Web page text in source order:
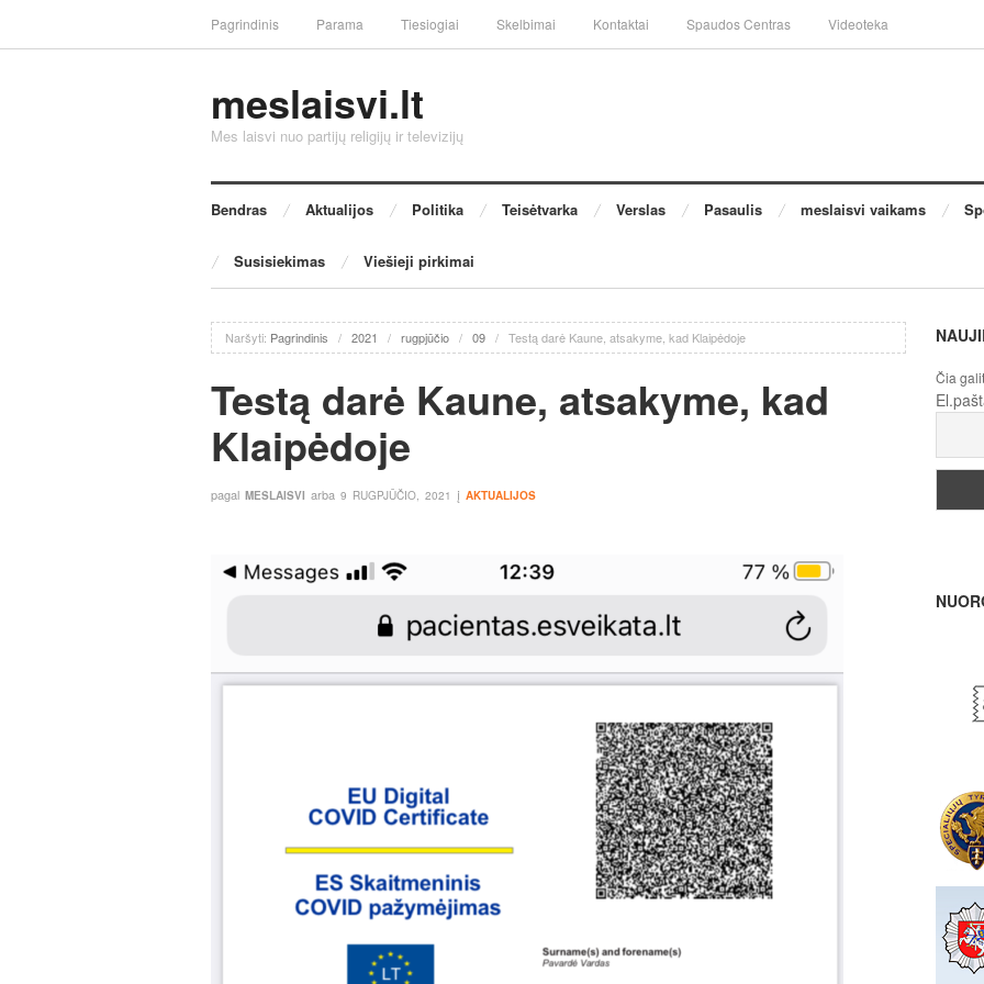
Pagrindinis Parama Tiesiogiai Skelbimai Kontaktai Spaudos Centras Videoteka
meslaisvi.lt
Mes laisvi nuo partijų religijų ir televizijų
Bendras Aktualijos Politika Teisėtvarka Verslas Pasaulis meslaisvi vaikams
Susisiekimas Viešieji pirkimai
Naršyti: Pagrindinis / 2021 / rugpjūčio / 09 / Testą darė Kaune, atsakyme, kad Klaipėdoje
Testą darė Kaune, atsakyme, kad
Klaipėdoje
pagal MESLAISVI arba 9 RUGPJŪČIO, 2021 į AKTUALIJOS
Čia